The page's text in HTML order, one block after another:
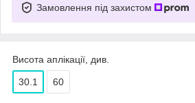
Замовлення під захистом
Висота аплікації, див.
30.1 60